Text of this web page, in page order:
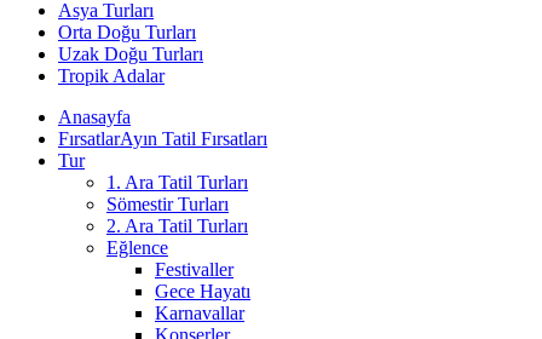
Asya Turları
Orta Doğu Turları
Uzak Doğu Turları
Tropik Adalar
Anasayfa
FırsatlarAyın Tatil Fırsatları
Tur
1. Ara Tatil Turları
Sömestir Turları
2. Ara Tatil Turları
Eğlence
Festivaller
Gece Hayatı
Karnavallar